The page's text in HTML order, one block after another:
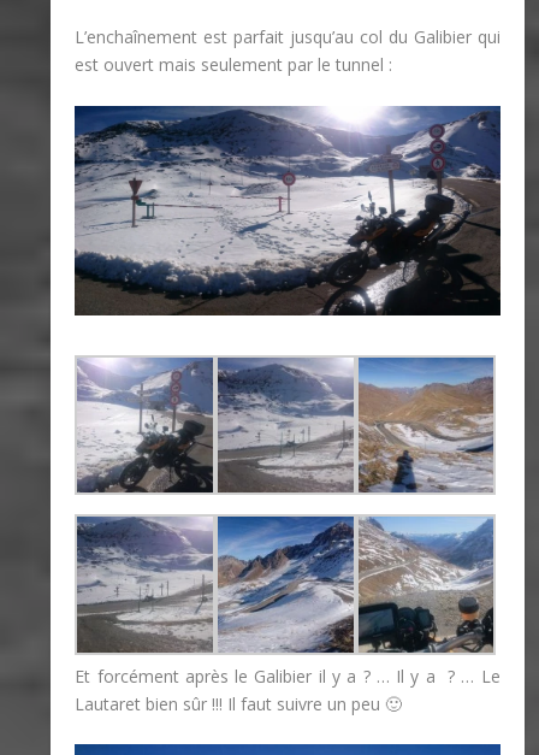
L’enchaînement est parfait jusqu’au col du Galibier qui
est ouvert mais seulement par le tunnel :
Et forcément après le Galibier il y a ? … Il y a ? … Le
Lautaret bien sûr !!! Il faut suivre un peu 🙂